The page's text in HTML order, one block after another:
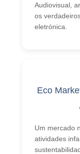
Audiovisual,
os
eletrónica.
Eco
Um mercado
atividades